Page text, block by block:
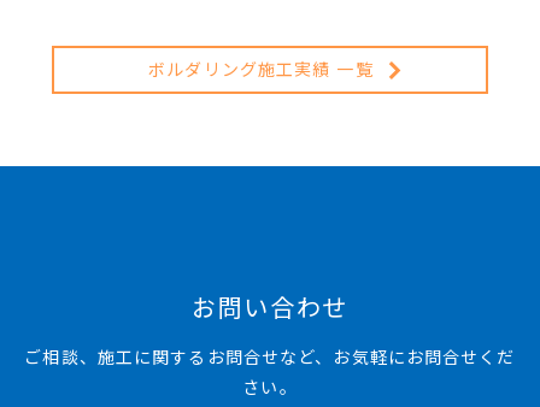
ボルダリング施工実績 一覧
お問い合わせ
ご相談、施工に関するお問合せなど、お気軽にお問合せくだ
さい。